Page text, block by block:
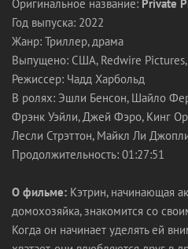
Оригинальное название: Private
Год выпуска: 2022
Жанр: Триллер, драма
Выпущено: США, Redwire Pictures,
Режиссер: Чадд Харбольд
В ролях: Эшли Бенсон, Шайло
Фрэнк Уэйли, Джей Фэро, Кинг
Лесли Стрэттон, Майкл Ли
Продолжительность: 01:27:51
О фильме: Кэтрин, начинающая
домохозяйка, знакомится со
Когда он начинает уделять ей